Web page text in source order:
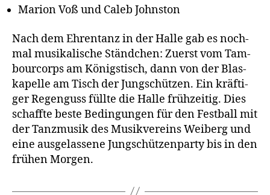
Mari­on Voß und Caleb Johnston
Nach dem Ehren­tanz in der Hal­le gab es noch­
mal musi­ka­li­sche Ständ­chen: Zuerst vom Tam­
bour­corps am Königs­tisch, dann von der Blas­
ka­pel­le am Tisch der Jung­schüt­zen. Ein kräf­ti­
ger Regen­guss füll­te die Hal­le früh­zei­tig. Dies
schaff­te bes­te Bedin­gun­gen für den Fest­ball mit
der Tanz­mu­sik des Musik­ver­eins Wei­berg und
eine aus­ge­las­se­ne Jung­schüt­zen­par­ty bis in den
frü­hen Morgen.